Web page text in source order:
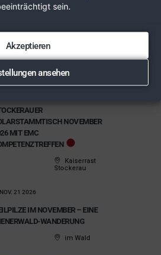
sein.
Akzeptieren
ansehen
IM OKTOBER – EINE
2026
NOVEMBER
MIT EMC
Kaiserrast
Stockerau
NOV. 21 2026
IM NOVEMBER – EINE
WANDERUNG
im Wald